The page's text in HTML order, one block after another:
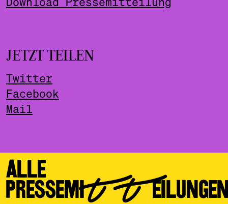
JETZT TEILEN
Twitter
Facebook
Mail
ALLE
PRESSEMITTEILUNGEN